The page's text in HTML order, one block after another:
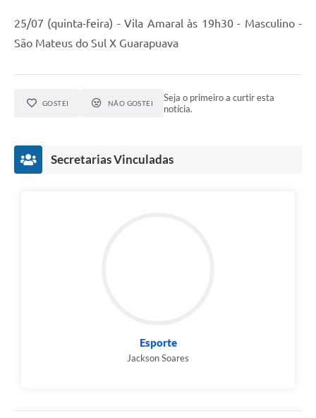
25/07 (quinta-feira) - Vila Amaral às 19h30 - Masculino -
São Mateus do Sul X Guarapuava
GOSTEI NÃO GOSTEI
Seja o primeiro a curtir esta
notícia.
Secretarias Vinculadas
Esporte
Jackson Soares